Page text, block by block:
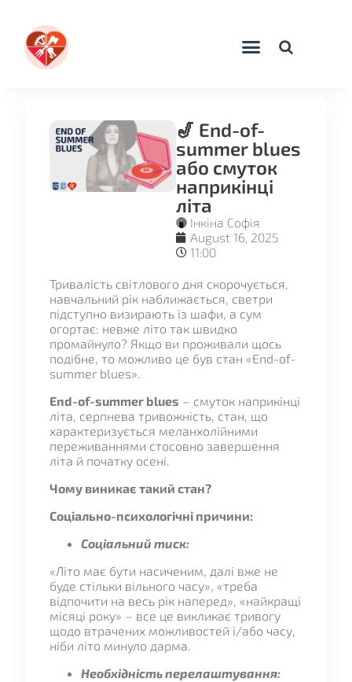
🎷 End-of-
summer blues
або смуток
наприкінці
літа
Інкіна Софія
August 16, 2025
11:00
Тривалість світлового дня скорочується,
навчальний рік наближається, светри
підступно визирають із шафи, а сум
огортає: невже літо так швидко
промайнуло? Якщо ви проживали щось
подібне, то можливо це був стан «End-of-
summer blues».
End-of-summer blues – смуток наприкінці
літа, серпнева тривожність, стан, що
характеризується меланхолійними
переживаннями стосовно завершення
літа й початку осені.
Чому виникає такий стан?
Соціально-психологічні причини:
Соціальний тиск:
«Літо має бути насиченим, далі вже не
буде стільки вільного часу», «треба
відпочити на весь рік наперед», «найкращі
місяці року» – все це викликає тривогу
щодо втрачених можливостей і/або часу,
ніби літо минуло дарма.
Необхідність перелаштування: